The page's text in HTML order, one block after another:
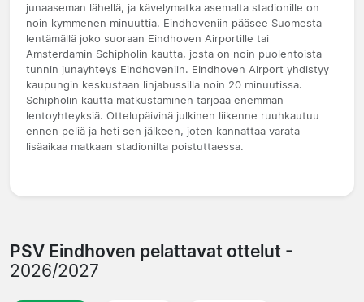
junaaseman lähellä, ja kävelymatka asemalta stadionille on
noin kymmenen minuuttia. Eindhoveniin pääsee Suomesta
lentämällä joko suoraan Eindhoven Airportille tai
Amsterdamin Schipholin kautta, josta on noin puolentoista
tunnin junayhteys Eindhoveniin. Eindhoven Airport yhdistyy
kaupungin keskustaan linjabussilla noin 20 minuutissa.
Schipholin kautta matkustaminen tarjoaa enemmän
lentoyhteyksiä. Ottelupäivinä julkinen liikenne ruuhkautuu
ennen peliä ja heti sen jälkeen, joten kannattaa varata
lisäaikaa matkaan stadionilta poistuttaessa.
PSV Eindhoven pelattavat ottelut -
2026/2027